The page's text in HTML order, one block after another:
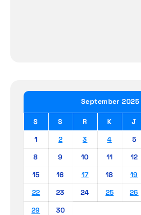
September 2025
S S R K J
1
2 3 4 5
8
9 10 11 12
15
16 17 18 19
22
23 24 25 26
29
30